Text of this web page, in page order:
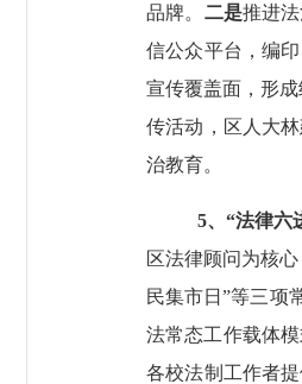
品牌。 二是推进
信公众平台，编
宣传覆盖面，形成
传活动，区人大
治教育。
5、“法律六
区法律顾问为核
民集市日”等三项
法常态工作载体
各校法制工作者